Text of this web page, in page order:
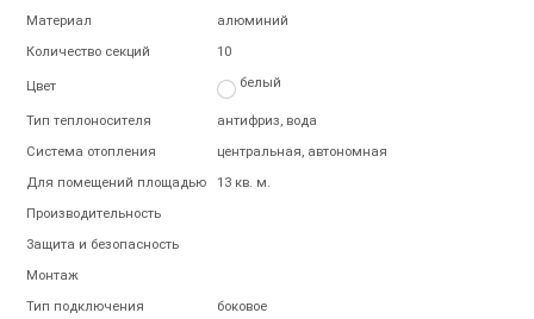
Материал
алюминий
Количество секций
10
Цвет белый
Тип теплоносителя
антифриз, вода
Система отопления
центральная, автономная
Для помещений площадью
13 кв. м.
Производительность
Защита и безопасность
Монтаж
Тип подключения
боковое